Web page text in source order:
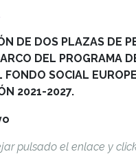
DE DOS PLAZAS DE
DEL PROGRAMA
SOCIAL
2021-2027.
pulsado el enlace y